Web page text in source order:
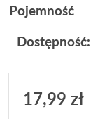
Pojemność
Dostępność:
17,99 zł